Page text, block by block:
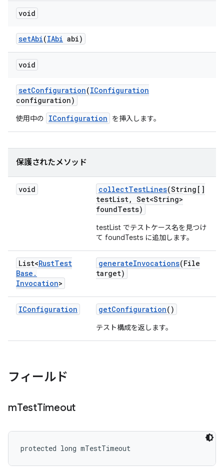
void
setAbi(IAbi abi)
void
setConfiguration(IConfiguration
configuration)
使用中の IConfiguration を挿入します。
保護されたメソッド
void collectTestLines(String[]
testList, Set<String>
foundTests)
testList でテストケース名を見つけ
て foundTests に追加します。
List<RustTest
Base .
Invocation>
generateInvocations(File
target)
IConfiguration getConfiguration()
テスト構成を返します。
フィールド
mTestTimeout
protected long mTestTimeout